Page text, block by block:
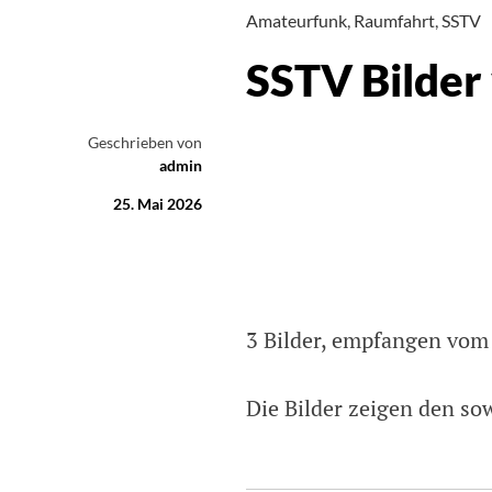
Amateurfunk, Raumfahrt,SSTV
SSTV
Geschrieben von
admin
25. Mai 2026
3 Bilder, empfangen
Die Bilder zeigen den